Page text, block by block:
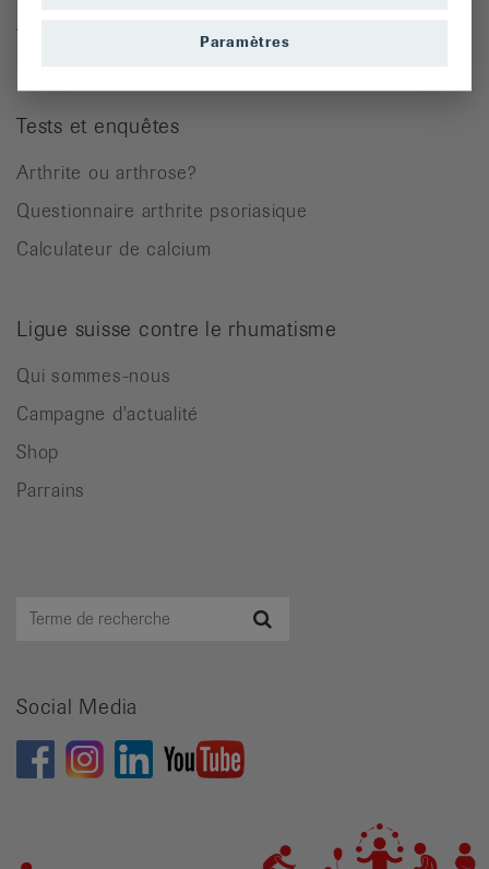
Autres maladies rhumatismales
Tests et enquêtes
Arthrite ou arthrose?
Questionnaire arthrite psoriasique
Calculateur de calcium
Ligue suisse contre le rhumatisme
Qui sommes-nous
Campagne d'actualité
Shop
Parrains
Terme
Social Media
Paramètres